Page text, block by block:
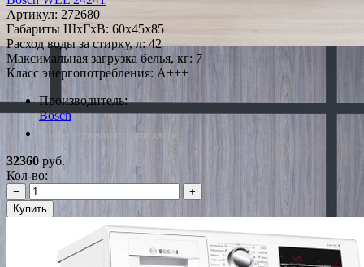
Артикул: 272680
Габариты ШxГxВ: 60x45x85
Расход воды за стирку, л: 42
Максимальная загрузка белья, кг: 7
Класс энергопотребления: A+++
Производитель:
Bosch
*Наличие уточняйте у менеджера
32360 руб.
Кол-во:
−
+
Купить